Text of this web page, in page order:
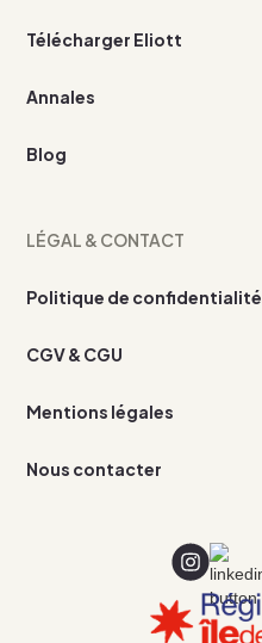
Télécharger Eliott
Annales
Blog
LÉGAL & CONTACT
Politique de confidentialité
CGV & CGU
Mentions légales
Nous contacter